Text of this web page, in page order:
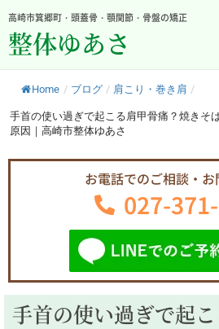
容
を
プ
高崎市箕郷町・頭蓋骨・顎関節・骨盤の矯正
整体ゆあさ
Home / ブログ / 肩こり・巻き肩 /
手首の使い過ぎで起こる肩甲骨痛？焼きそ
原因｜高崎市整体ゆあさ
お電話でのご相談・
027-
手首の使い過ぎで起